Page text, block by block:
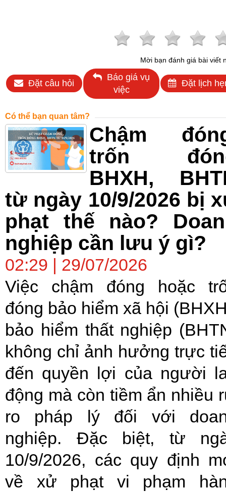
Mời bạn đánh giá bài viết
Đặt câu hỏi
Báo giá vụ
việc
Đặt lịch
Có thể bạn quan tâm?
Chậm
trốn
BHXH,
từ ngày 10/9/2026 bị
phạt thế nào?
nghiệp cần lưu ý gì?
02:29 | 29/07/2026
Việc chậm đóng hoặc
đóng bảo hiểm xã hội
bảo hiểm thất nghiệp
không chỉ ảnh hưởng trực
đến quyền lợi của người
động mà còn tiềm ẩn nhiều
ro pháp lý đối với
nghiệp. Đặc biệt, từ
10/9/2026, các quy định
về xử phạt vi phạm